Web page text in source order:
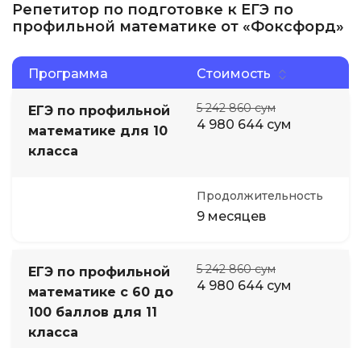
Репетитор по подготовке к ЕГЭ по
профильной математике от «Фоксфорд»
Программа Стоимость
ЕГЭ по профильной
математике для 10
класса
5 242 860 сум
4 980 644 сум
Продолжительность
9 месяцев
ЕГЭ по профильной
математике с 60 до
100 баллов для 11
класса
5 242 860 сум
4 980 644 сум